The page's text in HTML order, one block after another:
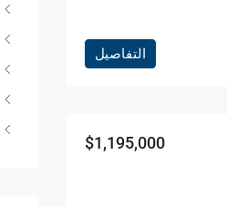
التفاصيل
$1,195,000